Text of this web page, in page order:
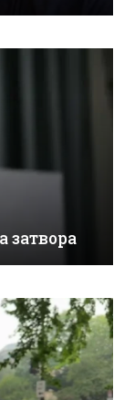
затвора